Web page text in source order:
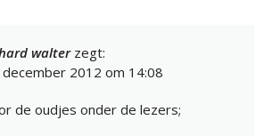
walter zegt:
december 2012 om 14:08
de oudjes onder de lezers;